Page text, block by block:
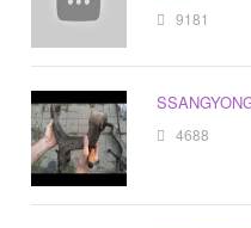
9181
4688